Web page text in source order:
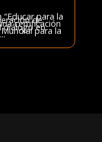
para la
de
certificación
diálogo enpara la